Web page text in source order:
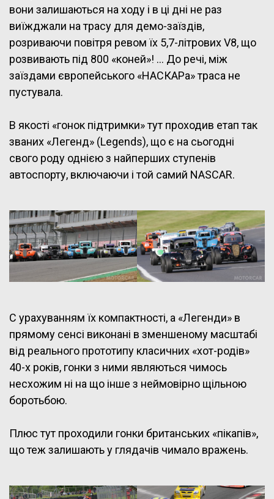
вони залишаються на ходу і в ці дні не раз
виїжджали на трасу для демо-заїздів,
розриваючи повітря ревом їх 5,7-літрових V8, що
розвивають під 800 «коней»! … До речі, між
заїздами європейського «НАСКАРа» траса не
пустувала.
В якості «гонок підтримки» тут проходив етап так
званих «Легенд» (Legends), що є на сьогодні
свого роду однією з найперших ступенів
автоспорту, включаючи і той самий NASCAR.
C урахуванням їх компактності, а «Легенди» в
прямому сенсі виконані в зменшеному масштабі
від реального прототипу класичних «хот-родів»
40-х років, гонки з ними являються чимось
несхожим ні на що інше з неймовірно щільною
боротьбою.
Плюс тут проходили гонки британських «пікапів»,
що теж залишають у глядачів чимало вражень.